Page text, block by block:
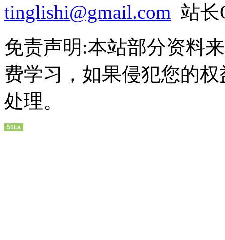
tinglishi@gmail.com 站长
免责声明:本站部分资料
费学习，如果侵犯您的
处理。
51La